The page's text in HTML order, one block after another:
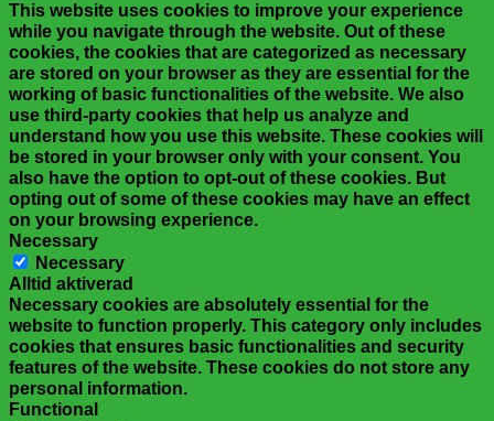
This website uses cookies to improve your experience
while you navigate through the website. Out of these
cookies, the cookies that are categorized as necessary
are stored on your browser as they are essential for the
working of basic functionalities of the website. We also
use third-party cookies that help us analyze and
understand how you use this website. These cookies will
be stored in your browser only with your consent. You
also have the option to opt-out of these cookies. But
opting out of some of these cookies may have an effect
on your browsing experience.
Necessary
Necessary
Alltid aktiverad
Necessary cookies are absolutely essential for the
website to function properly. This category only includes
cookies that ensures basic functionalities and security
features of the website. These cookies do not store any
personal information.
Functional